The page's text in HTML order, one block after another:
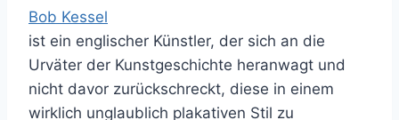
Bob Kessel
ist ein englischer Künstler, der sich an die
Urväter der Kunstgeschichte heranwagt und
nicht davor zurückschreckt, diese in einem
wirklich unglaublich plakativen Stil zu